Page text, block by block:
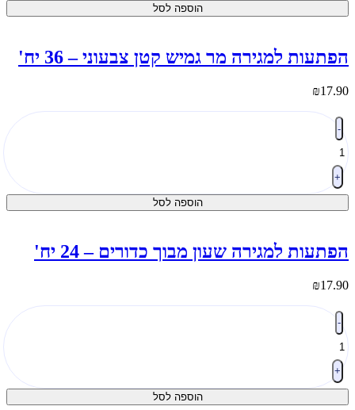
הוספה לסל
למגירה מר גמיש קטן צבעוני – 36 יח'
₪
הוספה לסל
למגירה שעון מבוך כדורים – 24 יח'
₪
הוספה לסל